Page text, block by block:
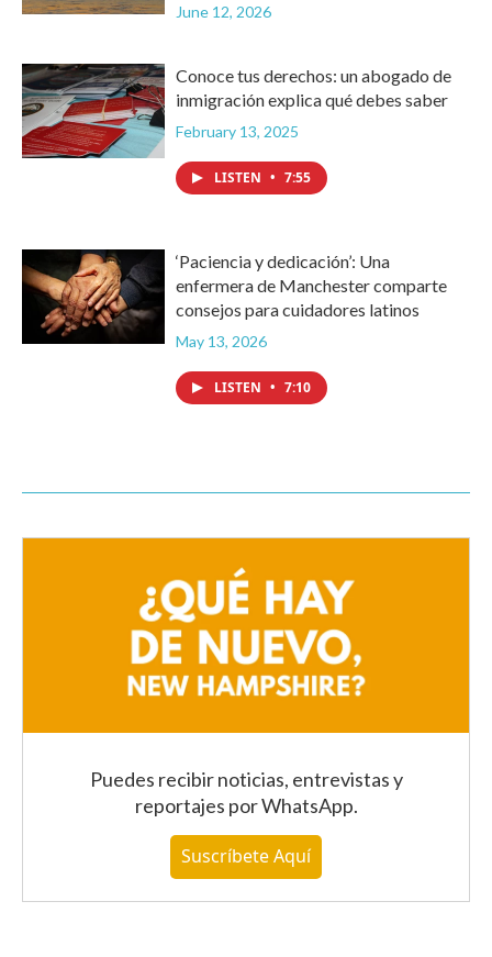
June 12, 2026
Conoce tus derechos: un abogado de
inmigración explica qué debes saber
February 13, 2025
LISTEN • 7:55
‘Paciencia y dedicación’: Una
enfermera de Manchester comparte
consejos para cuidadores latinos
May 13, 2026
LISTEN • 7:10
Puedes recibir noticias, entrevistas y
reportajes por WhatsApp.
Suscríbete Aquí